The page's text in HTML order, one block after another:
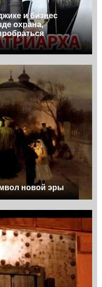
и бизнес
охрана,
новой эры